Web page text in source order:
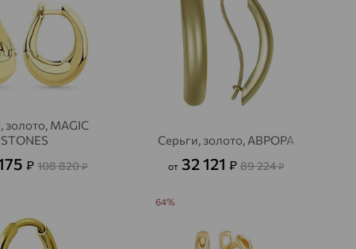
золото, MAGIC
STONES
₽ 108 820₽
Серьги, золото, АВРОРА
от 32 121 ₽ 89 224₽
64%